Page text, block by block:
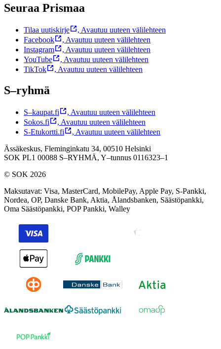
Seuraa Prismaa
Tilaa uutiskirje , Avautuu uuteen välilehteen
Facebook
, Avautuu uuteen välilehteen
Instagram
, Avautuu uuteen välilehteen
YouTube
, Avautuu uuteen välilehteen
TikTok
, Avautuu uuteen välilehteen
S–ryhmä
S–kaupat.fi , Avautuu uuteen välilehteen
Sokos.fi
, Avautuu uuteen välilehteen
S-Etukortti.fi
, Avautuu uuteen välilehteen
Ässäkeskus, Fleminginkatu 34, 00510 Helsinki
SOK PL1 00088 S–RYHMÄ, Y–tunnus 0116323–1
© SOK 2026
Maksutavat: Visa, MasterCard, MobilePay, Apple Pay, S-Pankki,
Nordea, OP, Danske Bank, Aktia, Ålandsbanken, Säästöpankki,
Oma Säästöpankki, POP Pankki, Walley